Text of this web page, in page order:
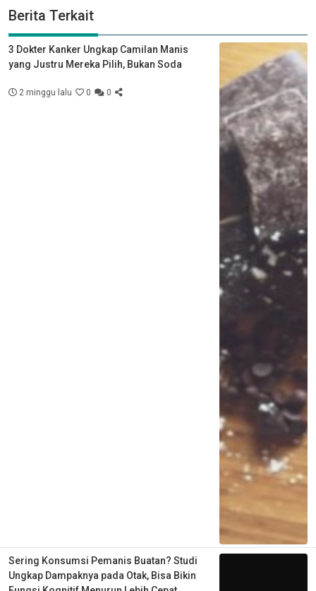
Berita Terkait
3 Dokter Kanker Ungkap Camilan Manis
yang Justru Mereka Pilih, Bukan Soda
2 minggu lalu 0 0
Sering Konsumsi Pemanis Buatan? Studi
Ungkap Dampaknya pada Otak, Bisa Bikin